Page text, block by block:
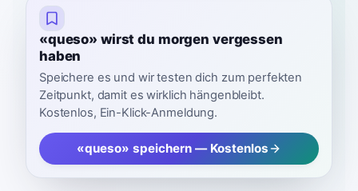
«queso» wirst du morgen vergessen
haben
Speichere es und wir testen dich zum perfekten
Zeitpunkt, damit es wirklich hängenbleibt.
Kostenlos, Ein-Klick-Anmeldung.
«queso» speichern — Kostenlos